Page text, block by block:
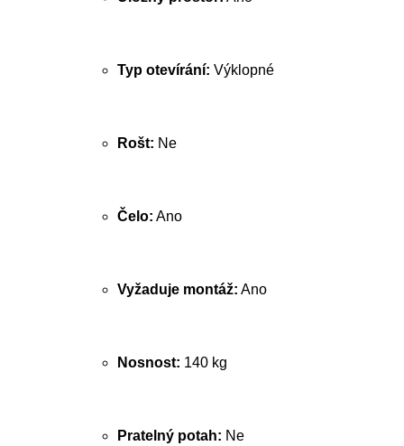
Typ otevírání: Výklopné
Rošt: Ne
Čelo: Ano
Vyžaduje montáž: Ano
Nosnost: 140 kg
Pratelný potah: Ne